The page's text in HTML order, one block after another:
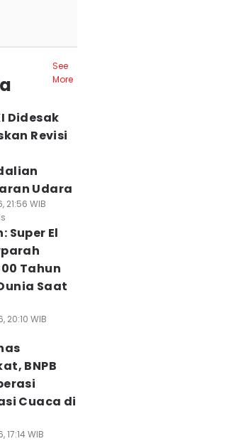
See
More
Didesak
Revisi
Udara
21:56 WIB
Super El
Tahun
Saat
20:10 WIB
BNPB
Cuaca di
17:14 WIB